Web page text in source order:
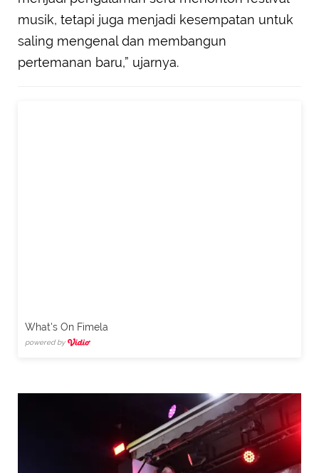
musik, tetapi juga menjadi kesempatan untuk
saling mengenal dan membangun
pertemanan baru,” ujarnya.
What's On Fimela
powered by